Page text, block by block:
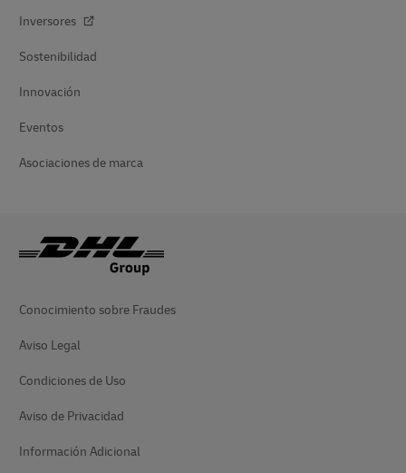
Inversores
Sostenibilidad
Innovación
Eventos
Asociaciones de marca
Conocimiento sobre Fraudes
Aviso Legal
Condiciones de Uso
Aviso de Privacidad
Información Adicional